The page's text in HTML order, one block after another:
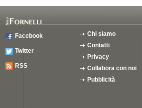
Facebook
Twitter
RSS
Chi siamo
Contatti
Privacy
Collabora con noi
Pubblicità